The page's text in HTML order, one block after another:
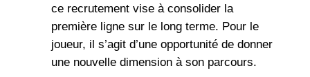
ce recrutement vise à consolider la
première ligne sur le long terme. Pour le
joueur, il s’agit d’une opportunité de donner
une nouvelle dimension à son parcours.